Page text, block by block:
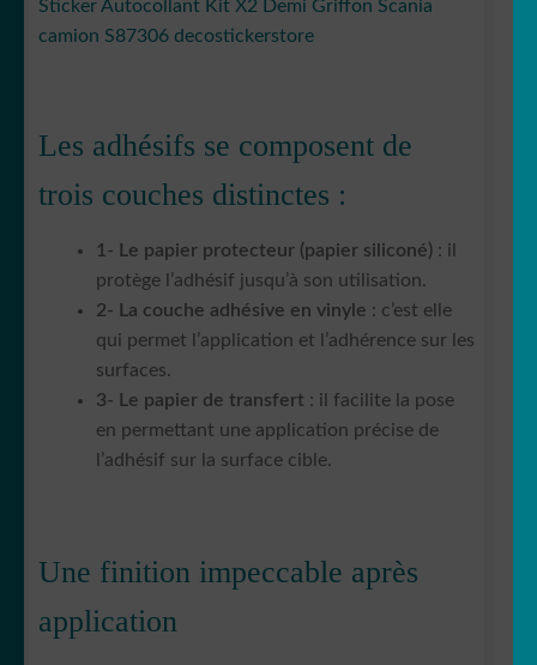
Sticker Autocollant Kit X2 Demi Griffon Scania
camion S87306 decostickerstore
Les adhésifs se composent de
trois couches distinctes :
1- Le papier protecteur (papier siliconé) : il
protège l’adhésif jusqu’à son utilisation.
2- La couche adhésive en vinyle : c’est elle
qui permet l’application et l’adhérence sur les
surfaces.
3- Le papier de transfert : il facilite la pose
en permettant une application précise de
l’adhésif sur la surface cible.
Une finition impeccable après
application